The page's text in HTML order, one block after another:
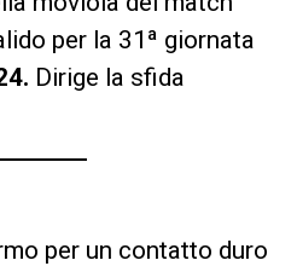
per la 31ª giornata
Dirige la sfida
per un contatto duro